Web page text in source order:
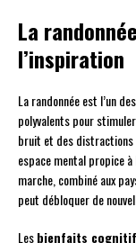
La
l’inspiration
La randonnée est l’un
polyvalents pour
bruit et des distractions
espace mental propice
marche, combiné aux
peut débloquer de
Lesbienfaits